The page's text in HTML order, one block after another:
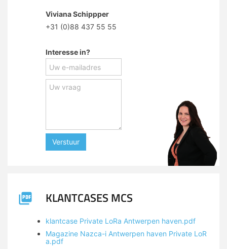
Viviana Schippper
+31 (0)88 437 55 55
Interesse in?
Verstuur
KLANTCASES MCS
klantcase Private LoRa Antwerpen haven.pdf
Magazine Nazca-i Antwerpen haven Private LoR
a.pdf